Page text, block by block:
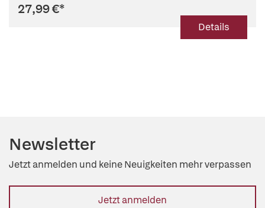
27,99 €*
Details
Newsletter
Jetzt anmelden und keine Neuigkeiten mehr verpassen
Jetzt anmelden